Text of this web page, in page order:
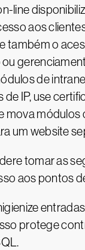
line
aos
também o
de
IP, use
mova módulos
um website
tomar as
aos pontos
protege